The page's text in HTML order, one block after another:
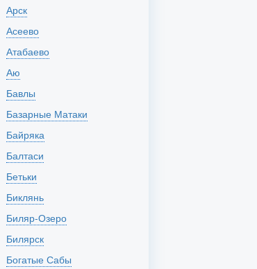
Арск
Асеево
Атабаево
Аю
Бавлы
Базарные Матаки
Байряка
Балтаси
Бетьки
Биклянь
Биляр-Озеро
Билярск
Богатые Сабы